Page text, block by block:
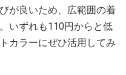
が良いため、広範囲の着
いずれも110円からと低
カラーにぜひ活用してみ